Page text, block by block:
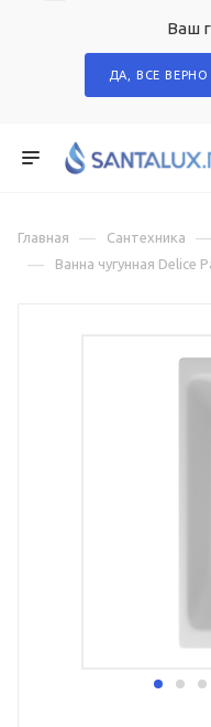
Ваш
ДА, ВСЕ ВЕРНО
Главная — Сантехника —
— Ванна чугунная Delice